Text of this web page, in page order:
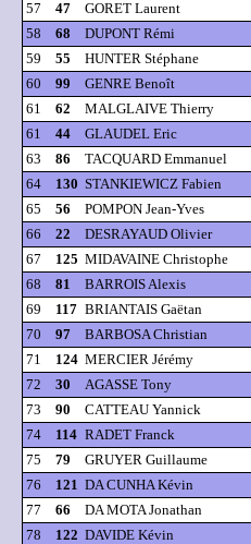
57
47 GORET Laurent
58
68 DUPONT Rémi
59
55 HUNTER Stéphane
60
99 GENRE Benoît
61
62 MALGLAIVE Thierry
61
44 GLAUDEL Eric
63
86 TACQUARD Emmanuel
64
130 STANKIEWICZ Fabien
65
56 POMPON Jean-Yves
66
22 DESRAYAUD Olivier
67
125 MIDAVAINE Christophe
68
81 BARROIS Alexis
69
117 BRIANTAIS Gaëtan
70
97 BARBOSA Christian
71
124 MERCIER Jérémy
72
30 AGASSE Tony
73
90 CATTEAU Yannick
74
114 RADET Franck
75
79 GRUYER Guillaume
76
121 DA CUNHA Kévin
77
66 DA MOTA Jonathan
78
122 DAVIDE Kévin